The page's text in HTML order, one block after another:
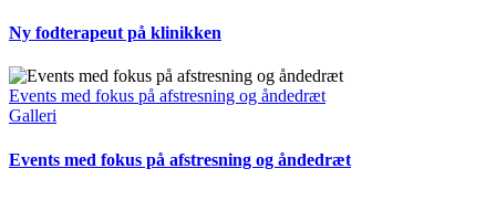
Ny fodterapeut på klinikken
Events med fokus på afstresning og åndedræt
Galleri
Events med fokus på afstresning og åndedræt